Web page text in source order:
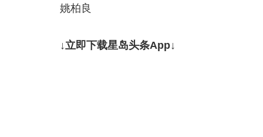
姚柏良
↓立即下载星岛头条App↓